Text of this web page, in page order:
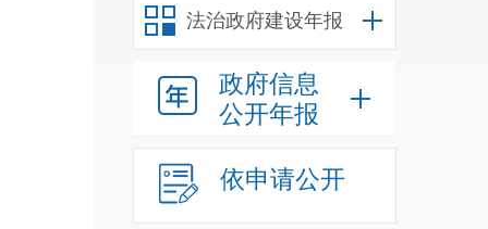
法治政府建设年报
政府信息
公开年报
依申请公开